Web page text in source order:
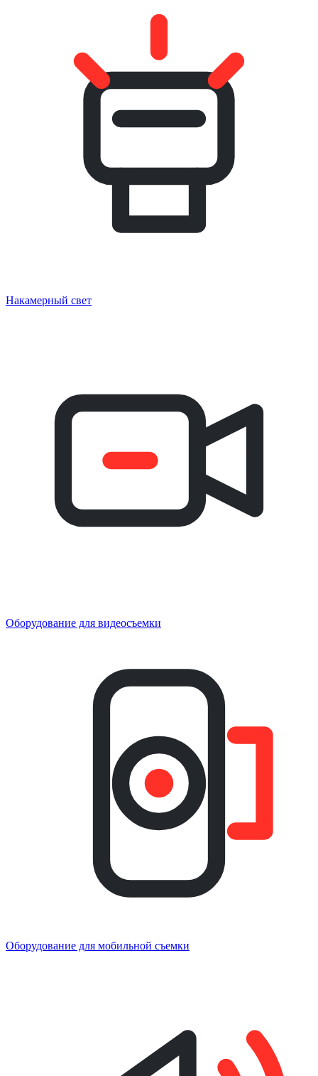
Накамерный свет
Оборудование для видеосъемки
Оборудование для мобильной съемки